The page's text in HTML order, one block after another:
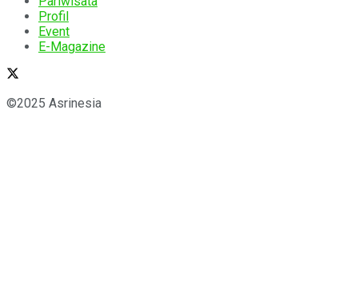
Profil
Event
E-Magazine
©2025 Asrinesia